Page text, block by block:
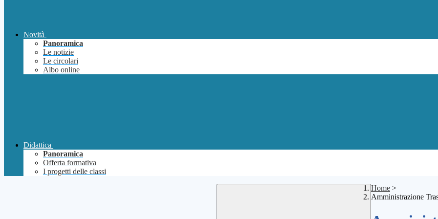
Novità
Panoramica
Le notizie
Le circolari
Albo online
Didattica
Panoramica
Offerta formativa
I progetti delle classi
Home >
Amministrazione